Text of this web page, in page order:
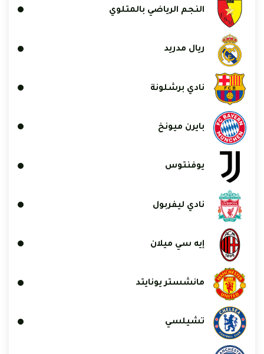
النجم الرياضي بالمتلوي
ريال مدريد
نادي برشلونة
بايرن ميونخ
يوفنتوس
نادي ليفربول
إيه سي ميلان
مانشستر يونايتد
تشيلسي